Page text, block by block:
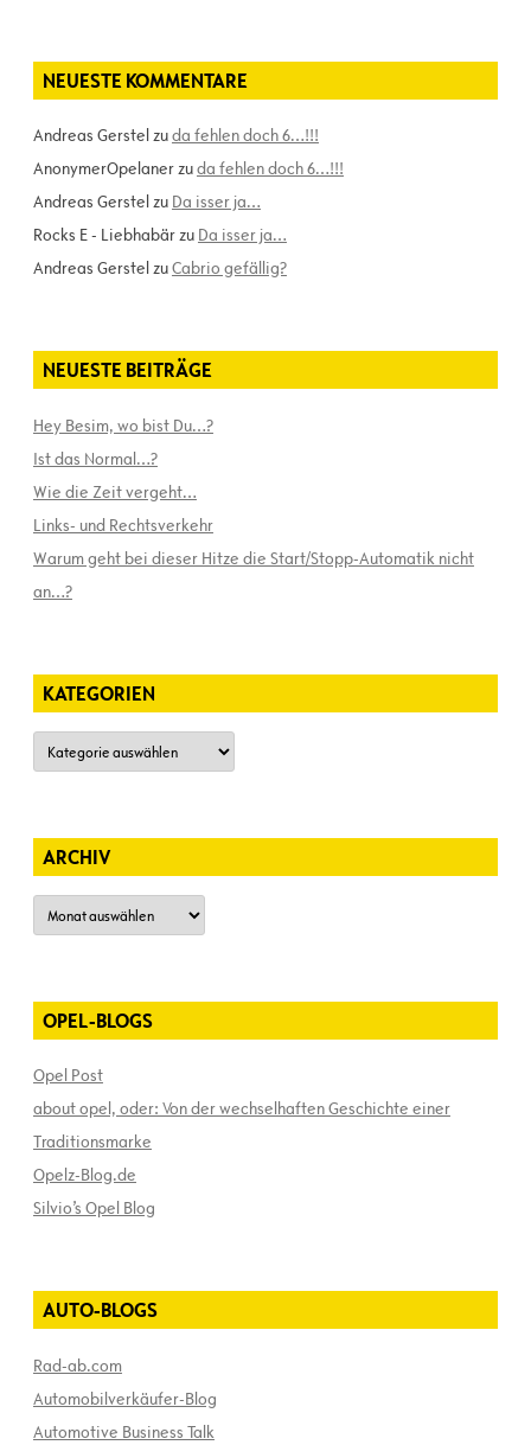
NEUESTE KOMMENTARE
Andreas Gerstel zuda fehlen doch 6…!!!
AnonymerOpelanerzuda fehlen doch 6…!!!
Andreas Gerstel zu Da isser ja…
Rocks E - Liebhabärzu Da isser ja…
Andreas Gerstel zuCabrio gefällig?
NEUESTE BEITRÄGE
Hey Besim, wo bist Du…?
Ist das Normal…?
Wie die Zeit vergeht…
Links- und Rechtsverkehr
Warum geht bei dieser Hitze die Start/Stopp-Automatik nicht
an…?
KATEGORIEN
Kategorien
ARCHIV
Archiv
OPEL-BLOGS
Opel Post
about opel, oder: Von der wechselhaften Geschichte einer
Traditionsmarke
Opelz-Blog.de
Silvio’s Opel Blog
AUTO-BLOGS
Rad-ab.com
Automobilverkäufer-Blog
Automotive Business Talk